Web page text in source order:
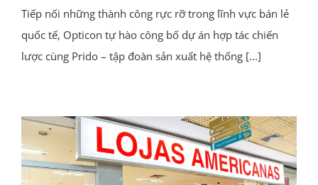
Tiếp nối những thành công rực rỡ trong lĩnh vực bán lẻ
quốc tế, Opticon tự hào công bố dự án hợp tác chiến
lược cùng Prido – tập đoàn sản xuất hệ thống[...]